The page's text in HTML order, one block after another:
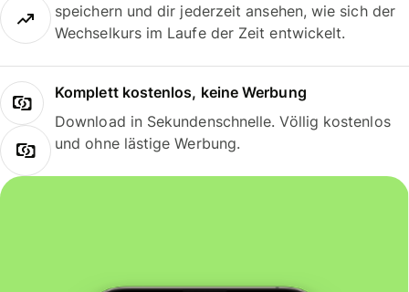
speichern und dir jederzeit ansehen, wie sich der
Wechselkurs im Laufe der Zeit entwickelt.
Komplett kostenlos, keine Werbung
Download in Sekundenschnelle. Völlig kostenlos
und ohne lästige Werbung.